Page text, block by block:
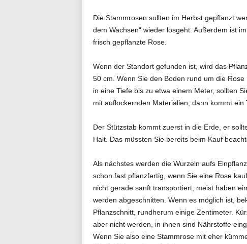
d
Die Stammrosen sollten im Herbst gepflanzt
dem Wachsen“ wieder losgeht. Außerdem ist
frisch gepflanzte Rose.
Wenn der Standort gefunden ist, wird das
50 cm. Wenn Sie den Boden rund um die
in eine Tiefe bis zu etwa einem Meter, sollten
mit auflockernden Materialien, dann kommt
Der Stützstab kommt zuerst in die Erde, er
Halt. Das müssten Sie bereits beim Kauf
Als nächstes werden die Wurzeln aufs
schon fast pflanzfertig, wenn Sie eine Rose
nicht gerade sanft transportiert, meist haben
werden abgeschnitten. Wenn es möglich ist,
Pflanzschnitt, rundherum einige Zentimeter.
aber nicht werden, in ihnen sind Nährstoffe
Wenn Sie also eine Stammrose mit eher